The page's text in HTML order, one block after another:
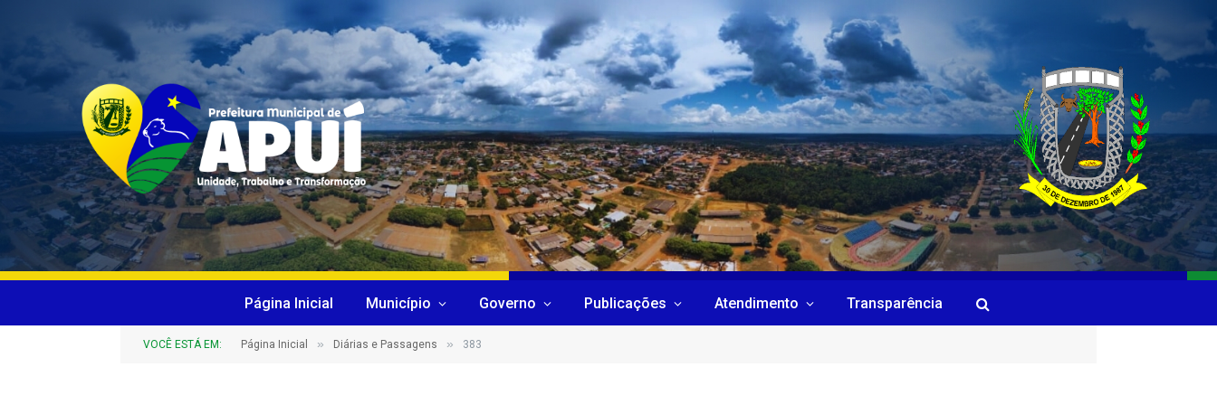
Página Inicial Município Governo Publicações Atendimento Transparência
VOCÊ ESTÁ EM: Página Inicial » Diárias e Passagens » 383